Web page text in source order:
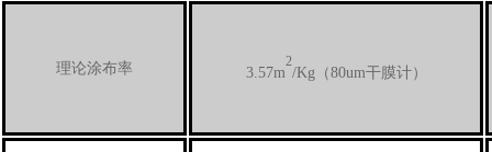
理论涂布率 3.57m
2
/Kg（80um干膜计）